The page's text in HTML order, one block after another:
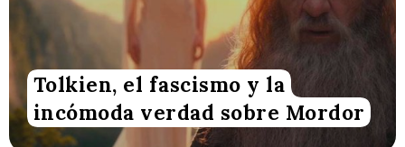
Tolkien, el fascismo y la
incómoda verdad sobre Mordor